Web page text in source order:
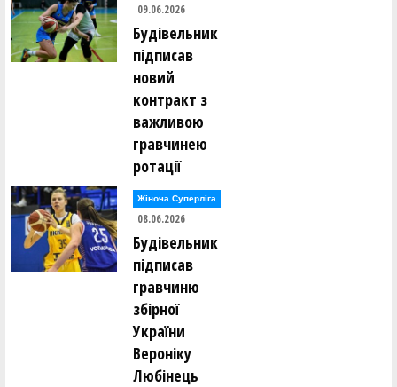
09.06.2026
Будівельник
підписав
новий
контракт з
важливою
гравчинею
ротації
Жіноча Суперліга
08.06.2026
Будівельник
підписав
гравчиню
збірної
України
Вероніку
Любінець